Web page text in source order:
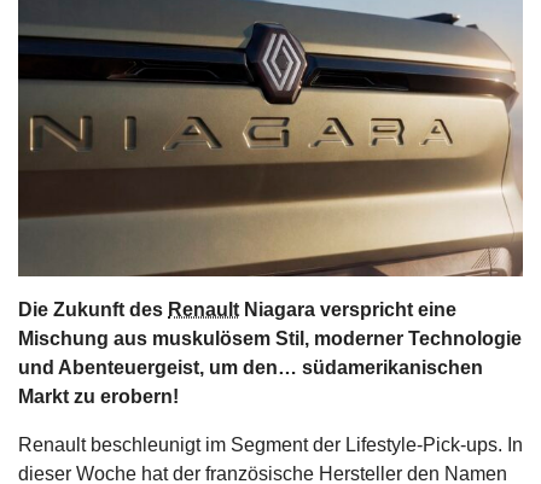
Die Zukunft des RenaultNiagara verspricht eine
Mischung aus muskulösem Stil, moderner Technologie
und Abenteuergeist, um den… südamerikanischen
Markt zu erobern!
Renault beschleunigt im Segment der Lifestyle-Pick-ups. In
dieser Woche hat der französische Hersteller den Namen